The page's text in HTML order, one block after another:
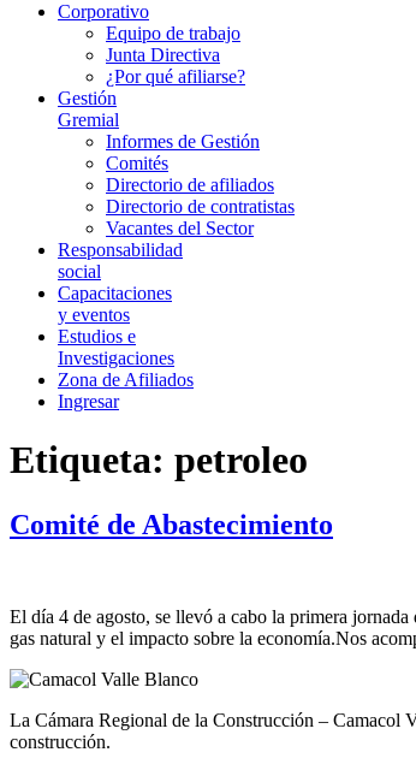
Corporativo
Equipo de trabajo
Junta Directiva
¿Por qué afiliarse?
Gestión
Gremial
Informes de Gestión
Comités
Directorio de afiliados
Directorio de contratistas
Vacantes del Sector
Responsabilidad
social
Capacitaciones
y eventos
Estudios e
Investigaciones
Zona de Afiliados
Ingresar
Etiqueta: petroleo
Comité de Abastecimiento
El día 4 de agosto, se llevó a cabo la primera
gas natural y el impacto sobre la economía.Nos
La Cámara Regional de la Construcción – Camacol
construcción.